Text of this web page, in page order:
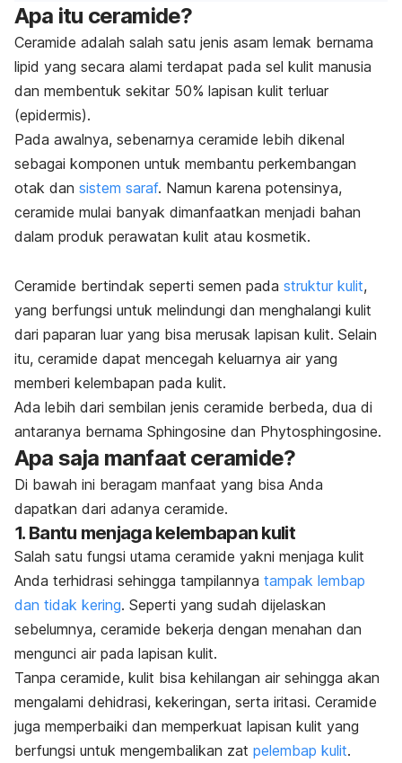
Apa itu ceramide?
Ceramide adalah salah satu jenis asam lemak bernama
lipid yang secara alami terdapat pada sel kulit manusia
dan membentuk sekitar 50% lapisan kulit terluar
(epidermis).
Pada awalnya, sebenarnya ceramide lebih dikenal
sebagai komponen untuk membantu perkembangan
otak dan sistem saraf. Namun karena potensinya,
ceramide mulai banyak dimanfaatkan menjadi bahan
dalam produk perawatan kulit atau kosmetik.
Ceramide bertindak seperti semen pada struktur kulit,
yang berfungsi untuk melindungi dan menghalangi kulit
dari paparan luar yang bisa merusak lapisan kulit. Selain
itu, ceramide dapat mencegah keluarnya air yang
memberi kelembapan pada kulit.
Ada lebih dari sembilan jenis ceramide berbeda, dua di
antaranya bernama Sphingosine dan Phytosphingosine.
Apa saja manfaat ceramide?
Di bawah ini beragam manfaat yang bisa Anda
dapatkan dari adanya ceramide.
1. Bantu menjaga kelembapan kulit
Salah satu fungsi utama ceramide yakni menjaga kulit
Anda terhidrasi sehingga tampilannya tampak lembap
dan tidak kering. Seperti yang sudah dijelaskan
sebelumnya, ceramide bekerja dengan menahan dan
mengunci air pada lapisan kulit.
Tanpa ceramide, kulit bisa kehilangan air sehingga akan
mengalami dehidrasi, kekeringan, serta iritasi. Ceramide
juga memperbaiki dan memperkuat lapisan kulit yang
berfungsi untuk mengembalikan zat pelembap kulit.